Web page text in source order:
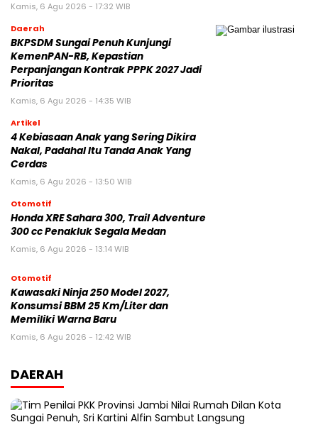
Kamis, 6 Agu 2026 - 17:32 WIB
Daerah
BKPSDM Sungai Penuh Kunjungi
KemenPAN-RB, Kepastian
Perpanjangan Kontrak PPPK 2027 Jadi
Prioritas
Kamis, 6 Agu 2026 - 14:35 WIB
Artikel
4 Kebiasaan Anak yang Sering Dikira
Nakal, Padahal Itu Tanda Anak Yang
Cerdas
Kamis, 6 Agu 2026 - 13:50 WIB
Otomotif
Honda XRE Sahara 300, Trail Adventure
300 cc Penakluk Segala Medan
Kamis, 6 Agu 2026 - 13:14 WIB
Otomotif
Kawasaki Ninja 250 Model 2027,
Konsumsi BBM 25 Km/Liter dan
Memiliki Warna Baru
Kamis, 6 Agu 2026 - 12:42 WIB
DAERAH